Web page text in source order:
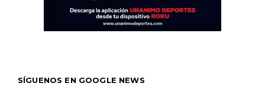
SÍGUENOS EN GOOGLE NEWS